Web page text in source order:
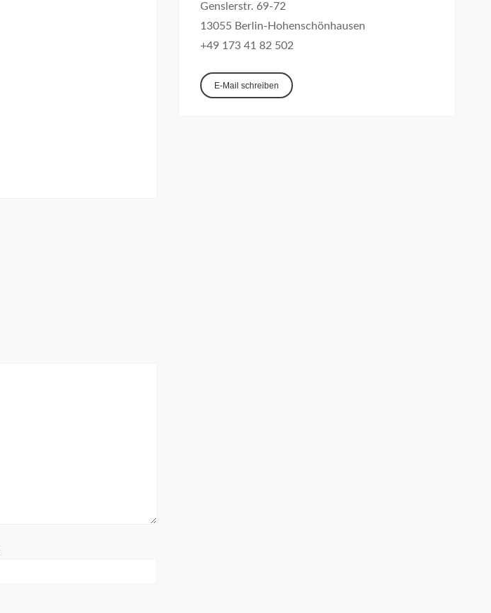
Genslerstr. 69-72
13055 Berlin-Hohenschönhausen
+49 173 41 82 502
E-Mail schreiben